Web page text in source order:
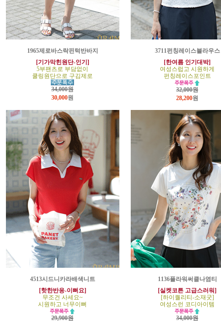
1965제로바스락핀턱반바지
[기가막힌원단-인기]
5부팬츠로 부담없이
쿨링원단으로 구김제로
34,000원
30,000원
3711펀칭레이스블라우스
[한여름 인기대박]
여성스럽고 시원하게
펀칭레이스포인트
32,000원
28,200원
4513시드니카라배색니트
[핫한반응-이뻐요]
무조건 사세요~
시원하고 너무이뻐
29,900원
1136플라워써클나염티
[실켓코튼 고급스러워]
[하이퀄리티-소재굿]
여성스런 코디아이템
34,000원